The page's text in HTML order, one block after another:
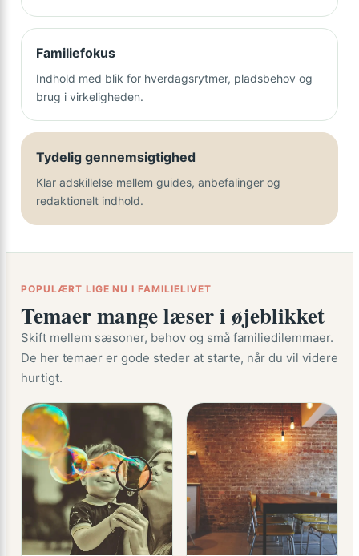
Familiefokus
Indhold med blik for hverdagsrytmer, pladsbehov og
brug i virkeligheden.
Tydelig gennemsigtighed
Klar adskillelse mellem guides, anbefalinger og
redaktionelt indhold.
POPULÆRT LIGE NU I FAMILIELIVET
Temaer mange læser i øjeblikket
Skift mellem sæsoner, behov og små familiedilemmaer.
De her temaer er gode steder at starte, når du vil videre
hurtigt.